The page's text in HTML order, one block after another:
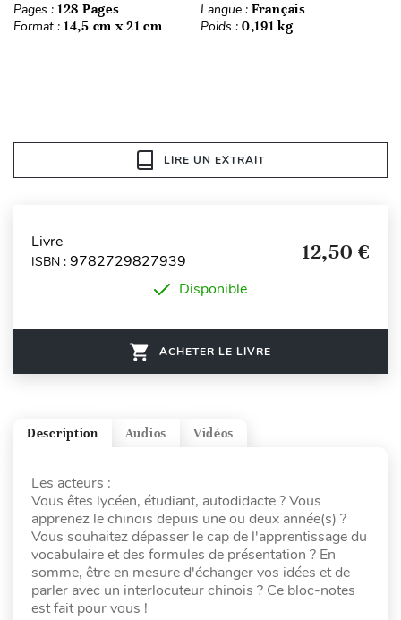
Pages : 128 Pages Langue : Français
Format : 14,5 cm x 21 cm Poids : 0,191 kg
LIRE UN EXTRAIT
Livre
ISBN : 9782729827939 12,50 €
Disponible
ACHETER LE LIVRE
Vidéos
Audios
Description
Les acteurs :
Vous êtes lycéen, étudiant, autodidacte ? Vous
apprenez le chinois depuis une ou deux année(s) ?
Vous souhaitez dépasser le cap de l'apprentissage du
vocabulaire et des formules de présentation ? En
somme, être en mesure d'échanger vos idées et de
parler avec un interlocuteur chinois ? Ce bloc-notes
est fait pour vous !